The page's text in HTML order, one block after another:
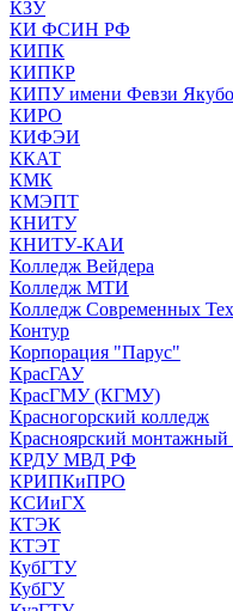
КЗУ
КИ ФСИН РФ
КИПК
КИПКР
КИПУ имени Февзи
КИРО
КИФЭИ
ККАТ
КМК
КМЭПТ
КНИТУ
КНИТУ-КАИ
Колледж Вейдера
Колледж МТИ
Колледж Современных
Контур
Корпорация "Парус"
КрасГАУ
КрасГМУ (КГМУ)
Красногорский колледж
Красноярский монтажный
КРДУ МВД РФ
КРИПКиПРО
КСИиГХ
КТЭК
КТЭТ
КубГТУ
КубГУ